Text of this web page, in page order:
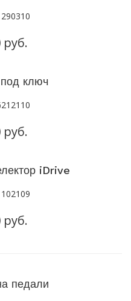
руб.
ключ
руб.
iDrive
руб.
педали